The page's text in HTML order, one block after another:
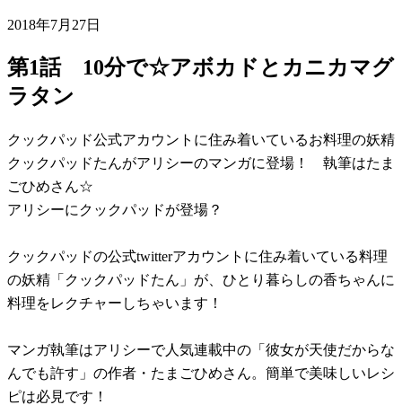
2018年7月27日
第1話 10分で☆アボカドとカニカマグ
ラタン
クックパッド公式アカウントに住み着いているお料理の妖精
クックパッドたんがアリシーのマンガに登場！ 執筆はたま
ごひめさん☆
アリシーにクックパッドが登場？
クックパッドの公式twitterアカウントに住み着いている料理
の妖精「クックパッドたん」が、ひとり暮らしの香ちゃんに
料理をレクチャーしちゃいます！
マンガ執筆はアリシーで人気連載中の「彼女が天使だからな
んでも許す」の作者・たまごひめさん。簡単で美味しいレシ
ピは必見です！